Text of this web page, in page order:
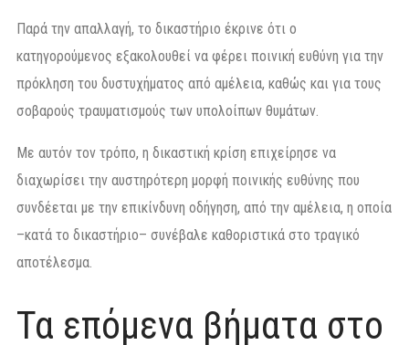
Παρά την απαλλαγή, το δικαστήριο έκρινε ότι ο
κατηγορούμενος εξακολουθεί να φέρει ποινική ευθύνη για την
πρόκληση του δυστυχήματος από αμέλεια, καθώς και για τους
σοβαρούς τραυματισμούς των υπολοίπων θυμάτων.
Με αυτόν τον τρόπο, η δικαστική κρίση επιχείρησε να
διαχωρίσει την αυστηρότερη μορφή ποινικής ευθύνης που
συνδέεται με την επικίνδυνη οδήγηση, από την αμέλεια, η οποία
–κατά το δικαστήριο– συνέβαλε καθοριστικά στο τραγικό
αποτέλεσμα.
Τα επόμενα βήματα στο